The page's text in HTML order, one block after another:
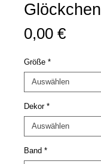
Glöckchen
0,00 €Preis
Größe *
Dekor *
Band *